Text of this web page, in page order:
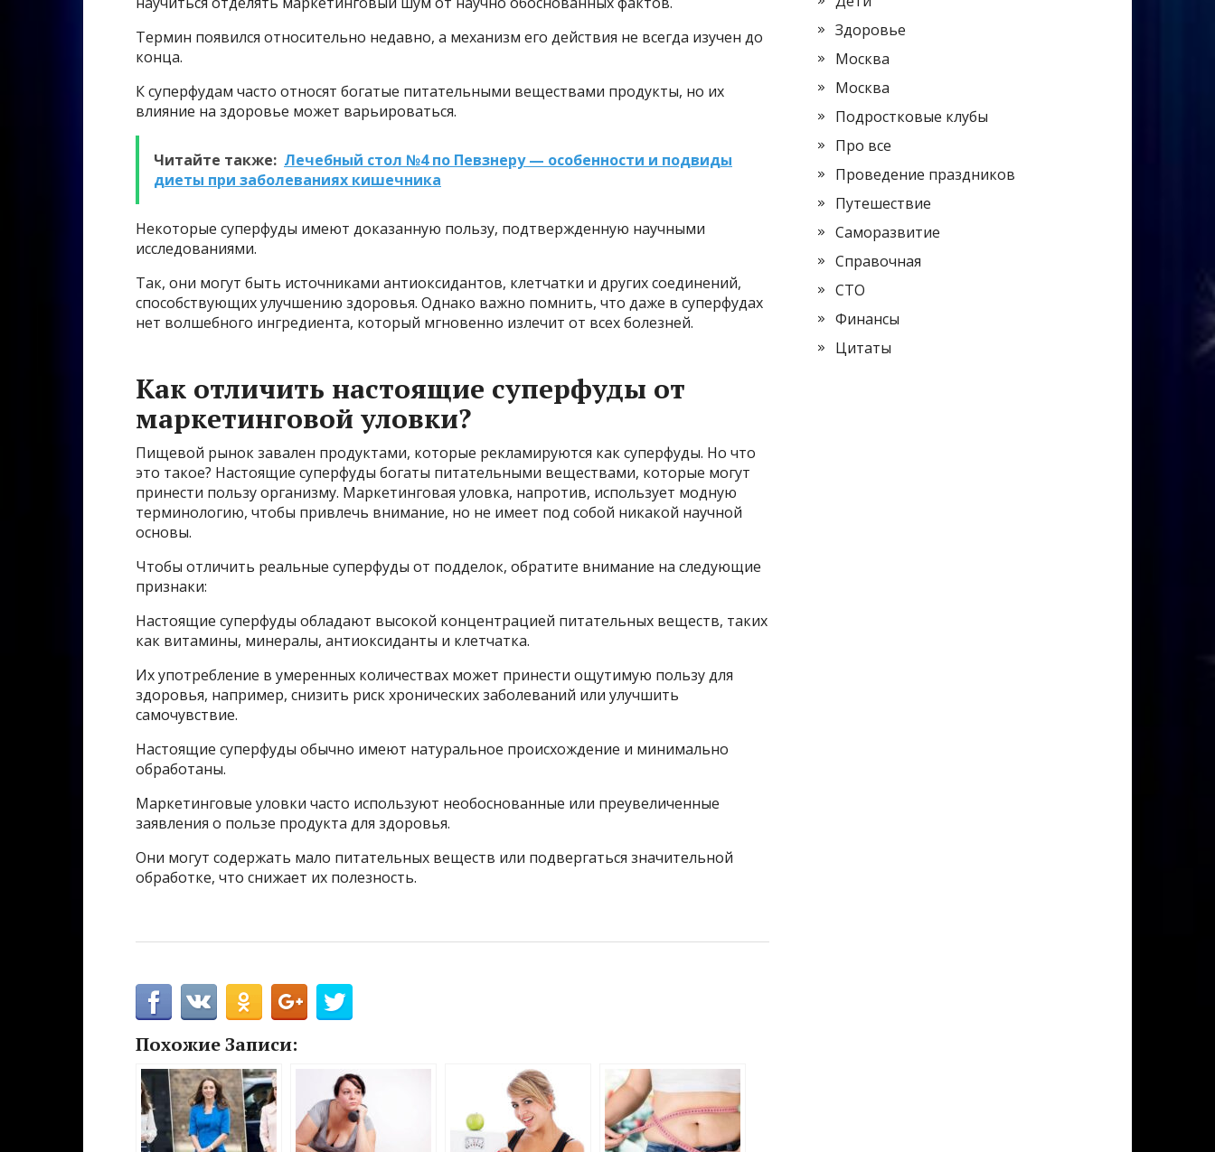
Термин появился относительно недавно, а механизм его действия не всегда изучен до
конца.
К суперфудам часто относят богатые питательными веществами продукты, но их
влияние на здоровье может варьироваться.
Читайте также: Лечебный стол №4 по Певзнеру — особенности и подвиды
диеты при заболеваниях кишечника
Некоторые суперфуды имеют доказанную пользу, подтвержденную научными
исследованиями.
Так, они могут быть источниками антиоксидантов, клетчатки и других соединений,
способствующих улучшению здоровья. Однако важно помнить, что даже в суперфудах
нет волшебного ингредиента, который мгновенно излечит от всех болезней.
Как отличить настоящие суперфуды от
маркетинговой уловки?
Пищевой рынок завален продуктами, которые рекламируются как суперфуды. Но что
это такое? Настоящие суперфуды богаты питательными веществами, которые могут
принести пользу организму. Маркетинговая уловка, напротив, использует модную
терминологию, чтобы привлечь внимание, но не имеет под собой никакой научной
основы.
Чтобы отличить реальные суперфуды от подделок, обратите внимание на следующие
признаки:
Настоящие суперфуды обладают высокой концентрацией питательных веществ, таких
как витамины, минералы, антиоксиданты и клетчатка.
Их употребление в умеренных количествах может принести ощутимую пользу для
здоровья, например, снизить риск хронических заболеваний или улучшить
самочувствие.
Настоящие суперфуды обычно имеют натуральное происхождение и минимально
обработаны.
Маркетинговые уловки часто используют необоснованные или преувеличенные
заявления о пользе продукта для здоровья.
Они могут содержать мало питательных веществ или подвергаться значительной
обработке, что снижает их полезность.
Похожие Записи:
Здоровье
Москва
Москва
Подростковые клубы
Про все
Проведение праздников
Путешествие
Саморазвитие
Справочная
СТО
Финансы
Цитаты